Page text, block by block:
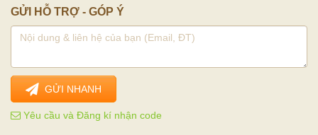
GỬI HỖ TRỢ - GÓP Ý
GỬI NHANH
Yêu cầu và Đăng kí nhận code